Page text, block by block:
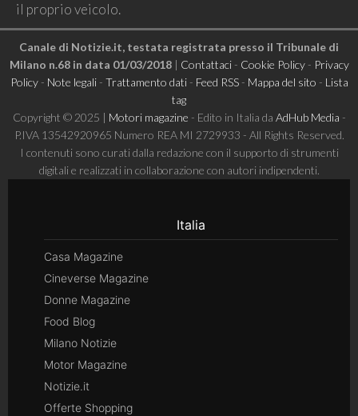
il proprio veicolo.
Canale di Notizie.it, testata registrata presso il Tribunale di
Milano n.68 in data 01/03/2018| Contattaci- Cookie Policy- Privacy
Policy- Note legali- Trattamento dati- Feed RSS- Mappa del sito - Lista
tag
Copyright © 2025 | Motori magazine - Edito in Italia da AdHub Media -
P.IVA 13542920965 Numero REA MI 2729933 - All Rights Reserved.
I contenuti sono curati dalla redazione con il supporto di strumenti
digitali e realizzati in collaborazione con autori indipendenti.
Italia
Casa Magazine
Cineverse Magazine
Donne Magazine
Food Blog
Milano Notizie
Motor Magazine
Notizie.it
Offerte Shopping